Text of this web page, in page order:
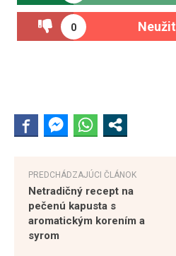
0
PREDCHÁDZAJÚCI ČLÁNOK
Netradičný recept na
pečenú kapusta s
aromatickým korením a
syrom